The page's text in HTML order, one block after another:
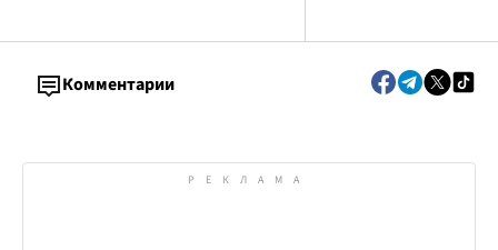
Комментарии